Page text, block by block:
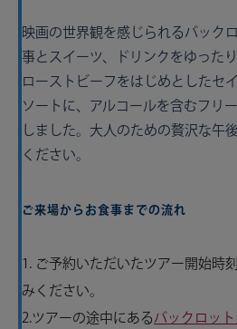
映画の世界観を感じられるバック
事とスイーツ、ドリンクをゆった
ローストビーフをはじめとしたセ
ソートに、アルコールを含むフリ
しました。大人のための贅沢な午
ください。
ご来場からお食事までの流れ
1. ご予約いただいたツアー開始時
みください。
2.ツアーの途中にあるバックロッ